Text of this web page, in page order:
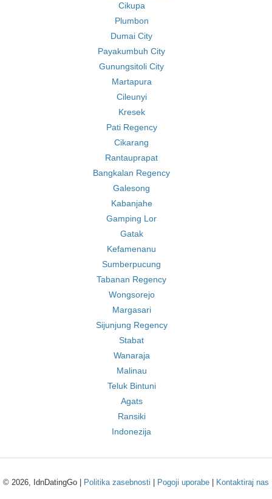
Cikupa
Plumbon
Dumai City
Payakumbuh City
Gunungsitoli City
Martapura
Cileunyi
Kresek
Pati Regency
Cikarang
Rantauprapat
Bangkalan Regency
Galesong
Kabanjahe
Gamping Lor
Gatak
Kefamenanu
Sumberpucung
Tabanan Regency
Wongsorejo
Margasari
Sijunjung Regency
Stabat
Wanaraja
Malinau
Teluk Bintuni
Agats
Ransiki
Indonezija
© 2026, IdnDatingGo | Politika zasebnosti Pogoji uporabe Kontaktiraj nas